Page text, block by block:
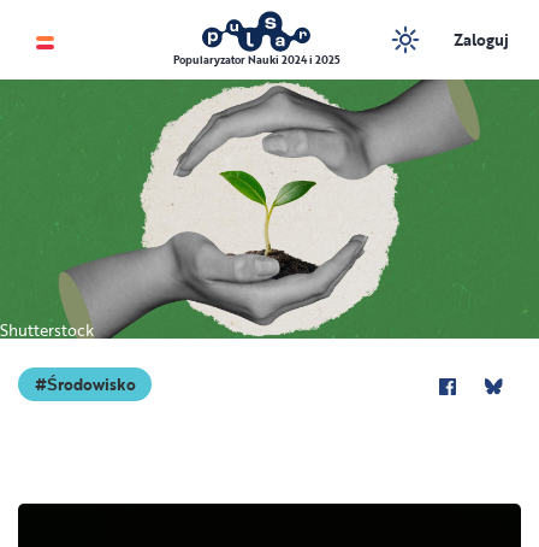
Popularyzator Nauki 2024 i 2025
Zaloguj
Shutterstock
Środowisko